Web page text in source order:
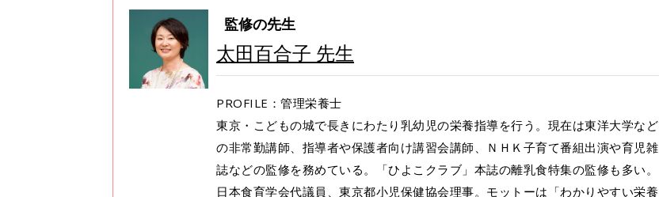
監修の先生
太田百合子 先生
PROFILE：管理栄養士
東京・こどもの城で長きにわたり乳幼児の栄養指導を行う。現在は東洋大学など
の非常勤講師、指導者や保護者向け講習会講師、ＮＨＫ子育て番組出演や育児雑
誌などの監修を務めている。「ひよこクラブ」本誌の離乳食特集の監修も多い。
日本食育学会代議員、東京都小児保健協会理事。モットーは「わかりやすい栄養